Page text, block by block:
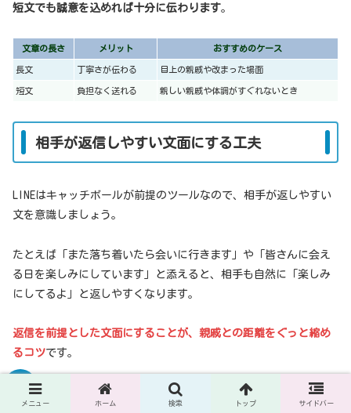
短文でも誠意を込めれば十分に伝わります。
文章の長さ メリット おすすめのケース
長文 丁寧さが伝わる 目上の親戚や改まった場面
短文 負担なく送れる 親しい親戚や体調がすぐれないとき
相手が返信しやすい文面にする工夫
LINEはキャッチボールが前提のツールなので、相手が返しやすい
文を意識しましょう。
たとえば「また落ち着いたら会いに行きます」や「皆さんに会え
る日を楽しみにしています」と添えると、相手も自然に「楽しみ
にしてるよ」と返しやすくなります。
返信を前提とした文面にすることが、親戚との距離をぐっと縮め
るコツです。
〇月に赤ちゃんが生まれる予定です。
メニュー ホーム 検索 トップ サイドバー